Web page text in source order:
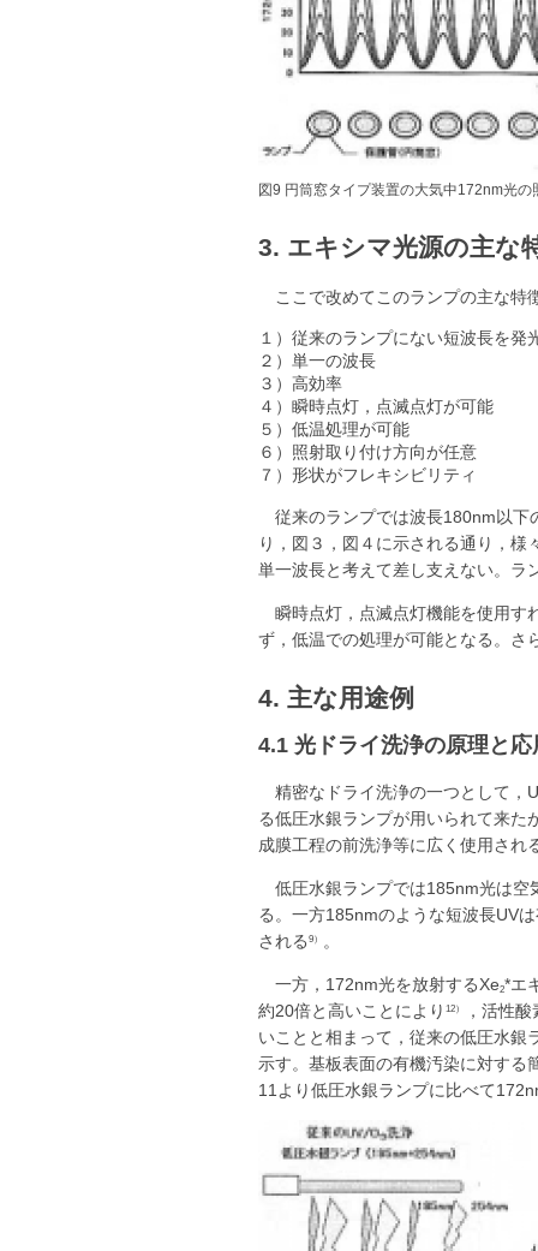
図9 円筒窓タイプ装置の大気中172nm光の
3. エキシマ光源の主な
ここで改めてこのランプの主な特
１）従来のランプにない短波長を発
２）単一の波長
３）高効率
４）瞬時点灯，点滅点灯が可能
５）低温処理が可能
６）照射取り付け方向が任意
７）形状がフレキシビリティ
従来のランプでは波長180nm以下
り，図３，図４に示される通り，
単一波長と考えて差し支えない。ラ
瞬時点灯，点滅点灯機能を使用す
ず，低温での処理が可能となる。さ
4. 主な用途例
4.1 光ドライ洗浄の原理と応
精密なドライ洗浄の一つとして，
る低圧水銀ランプが用いられて来
成膜工程の前洗浄等に広く使用され
低圧水銀ランプでは185nm光は空
る。一方185nmのような短波長UV
される 9） 。
一方，172nm光を放射するXe2*エ
約20倍と高いことにより 12）
，活性
いことと相まって，従来の低圧水銀
示す。基板表面の有機汚染に対する
11より低圧水銀ランプに比べて